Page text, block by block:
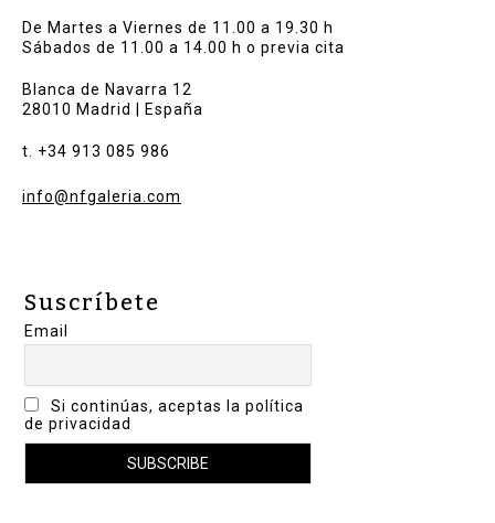
De Martes a Viernes de 11.00 a 19.30 h
Sábados de 11.00 a 14.00 h o previa cita
Blanca de Navarra 12
28010 Madrid | España
t. +34 913 085 986
info@nfgaleria.com
Suscríbete
Email
Si continúas, aceptas la política
de privacidad